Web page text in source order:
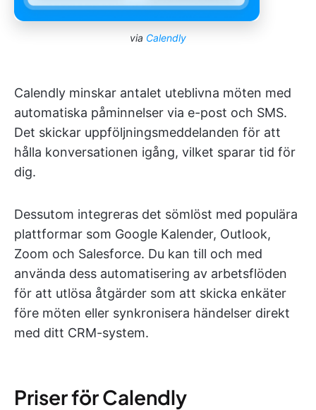
via Calendly
Calendly minskar antalet uteblivna möten med
automatiska påminnelser via e-post och SMS.
Det skickar uppföljningsmeddelanden för att
hålla konversationen igång, vilket sparar tid för
dig.
Dessutom integreras det sömlöst med populära
plattformar som Google Kalender, Outlook,
Zoom och Salesforce. Du kan till och med
använda dess automatisering av arbetsflöden
för att utlösa åtgärder som att skicka enkäter
före möten eller synkronisera händelser direkt
med ditt CRM-system.
Priser för Calendly